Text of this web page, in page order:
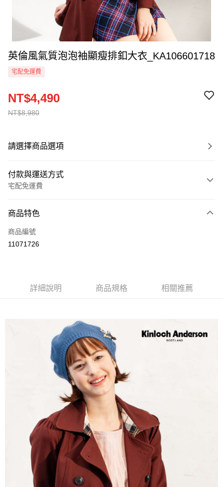
英倫風氣質泡泡袖顯瘦排釦大衣_KA106601718
宅配免運費
NT$8,980
NT$4,490
請選擇商品選項
付款與運送方式
宅配免運費
信用卡一次付款
LINE Pay
付款後全家取貨
每筆NT$60，滿NT$1,000(含以上)免運費
每筆NT$60，滿NT$1,000(含以上)免運費
商品特色
商品編號
11071726
詳細說明 商品規格 相關推薦